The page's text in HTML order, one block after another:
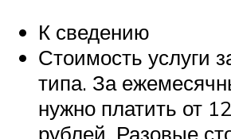
К сведению
Стоимость услуги
типа. За
нужно платить от
рублей. Разовые